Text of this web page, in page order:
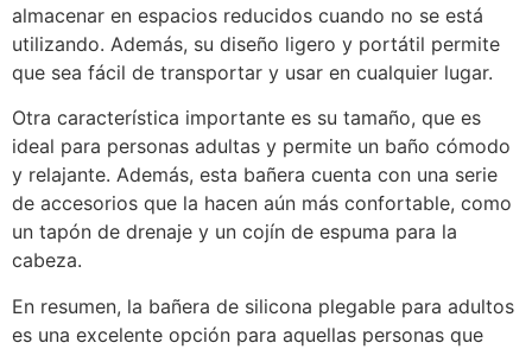
almacenar en espacios reducidos cuando no se está
utilizando. Además, su diseño ligero y portátil permite
que sea fácil de transportar y usar en cualquier lugar.
Otra característica importante es su tamaño, que es
ideal para personas adultas y permite un baño cómodo
y relajante. Además, esta bañera cuenta con una serie
de accesorios que la hacen aún más confortable, como
un tapón de drenaje y un cojín de espuma para la
cabeza.
En resumen, la bañera de silicona plegable para adultos
es una excelente opción para aquellas personas que